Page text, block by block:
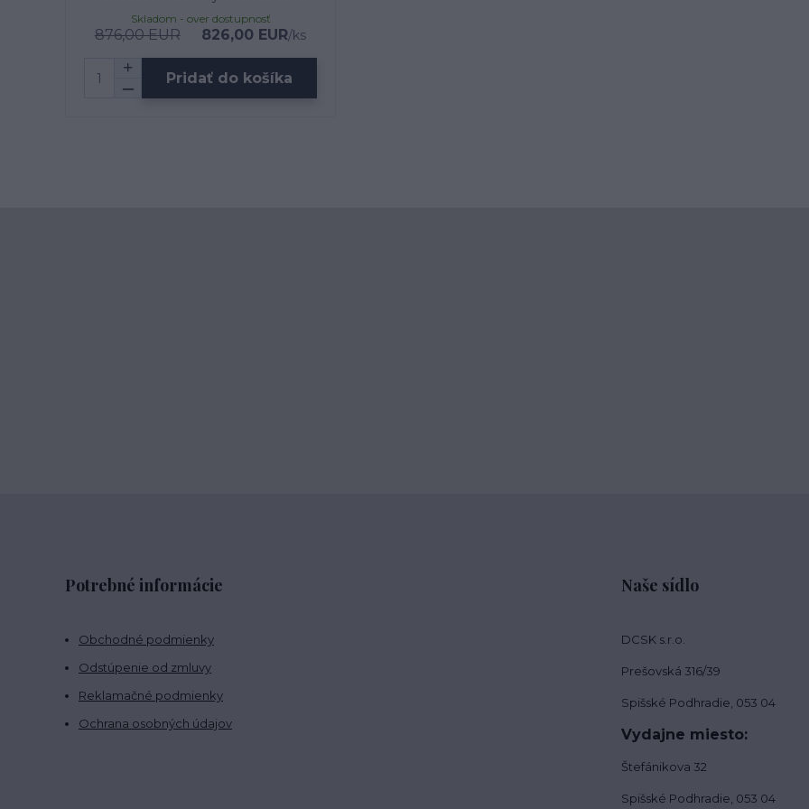
876,00 EUR 826,00 EUR/ks
Skladom - over dostupnosť
Pridať do košíka
Potrebné informácie
Obchodné podmienky
Odstúpenie od zmluvy
Reklamačné podmienky
Ochrana osobných údajov
Naše sídlo
DCSK s.r.o.
Prešovská 316/39
Spišské Podhradie, 053 04
Vydajne miesto:
Štefánikova 32
Spišské Podhradie, 053 04